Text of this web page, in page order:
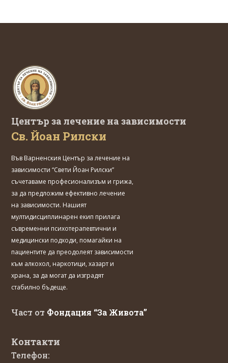
Център за лечение на зависимости
Св. Йоан Рилски
Във Варненския Център за лечение на
зависимости “Свети Йоан Рилски”
съчетаваме професионализъм и грижа,
за да предложим ефективно лечение
на зависимости. Нашият
мултидисциплинарен екип прилага
съвременни психотерапевтични и
медицински подходи, помагайки на
пациентите да преодолеят зависимости
към алкохол, наркотици, хазарт и
храна, за да могат да изградят
стабилно бъдеще.
Част от Фондация “За Живота”
Контакти
Телефон: